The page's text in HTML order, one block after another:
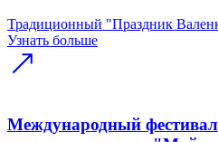
Традиционный "Праздник
Узнать больше
Международный